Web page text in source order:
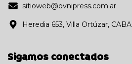
sitioweb@ovnipress.com.ar
Heredia 653, Villa Ortúzar, CABA
Sigamos conectados